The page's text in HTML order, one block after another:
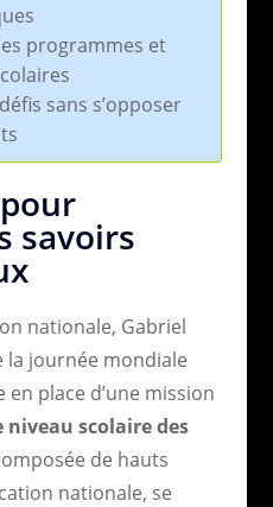
programmes et
sans s’opposer
savoirs
nationale, Gabriel
la journée mondiale
place d’une mission
scolaire des
de hauts
nationale, se